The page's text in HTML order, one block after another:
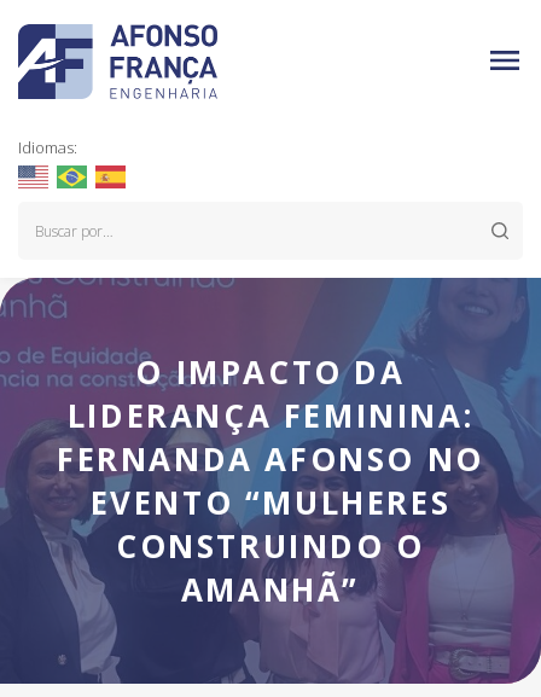
Idiomas:
O IMPACTO DA
LIDERANÇA FEMININA:
FERNANDA AFONSO NO
EVENTO “MULHERES
CONSTRUINDO O
AMANHÃ”